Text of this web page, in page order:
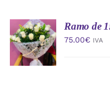
AÑADIR
AL
CARRITO
/
DETALLES
Ramo de
75.00€ IVA